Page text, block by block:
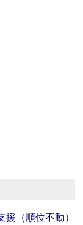
（順位不動）